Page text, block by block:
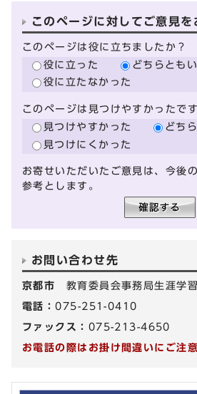
このページに対してご意見を
このページは役に立ちましたか？
役に立った
どちらとも
役に立たなかった
このページは見つけやすかったで
見つけやすかった
どち
見つけにくかった
お寄せいただいたご意見は、今後
参考とします。
お問い合わせ先
京都市 教育委員会事務局生涯学
電話：075-251-0410
ファックス： 075-213-4650
お電話の際はお掛け間違いにご注